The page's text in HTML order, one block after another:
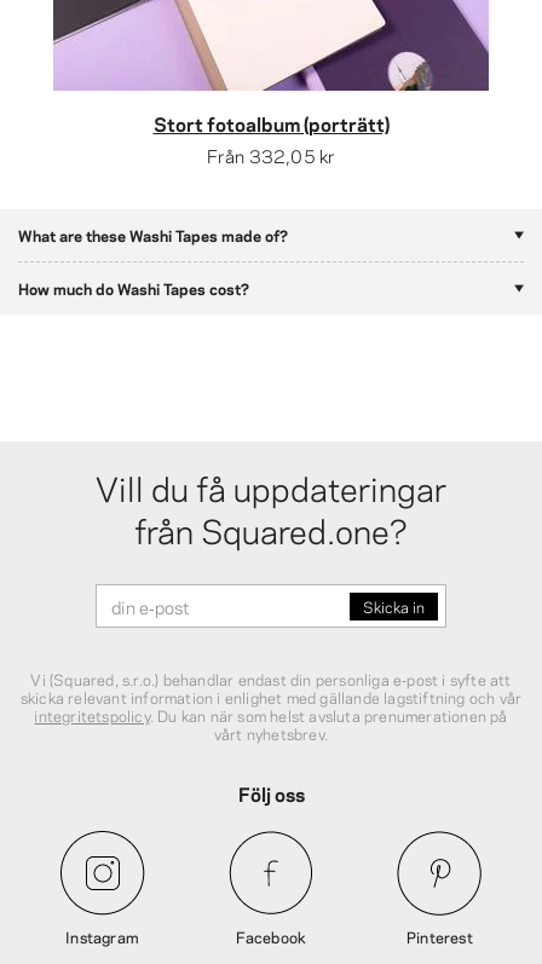
Stort fotoalbum (porträtt)
Från 332,05 kr
What are these Washi Tapes made of?
How much do Washi Tapes cost?
Vill du få uppdateringar
från Squared.one?
Vi (Squared, s.r.o.) behandlar endast din personliga e‑post i syfte att
skicka relevant information i enlighet med gällande lagstiftning och vår
integritetspolicy. Du kan när som helst avsluta prenumerationen på
vårt nyhetsbrev.
Följ oss
Instagram Facebook Pinterest